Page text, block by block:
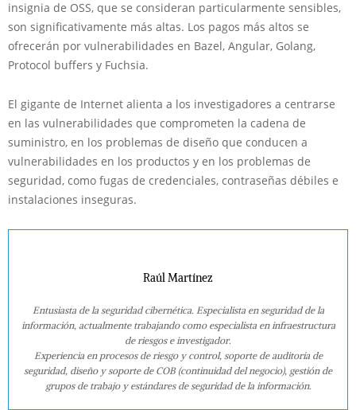
insignia de OSS, que se consideran particularmente sensibles,
son significativamente más altas. Los pagos más altos se
ofrecerán por vulnerabilidades en Bazel, Angular, Golang,
Protocol buffers y Fuchsia.
El gigante de Internet alienta a los investigadores a centrarse
en las vulnerabilidades que comprometen la cadena de
suministro, en los problemas de diseño que conducen a
vulnerabilidades en los productos y en los problemas de
seguridad, como fugas de credenciales, contraseñas débiles e
instalaciones inseguras.
Raúl Martínez
Entusiasta de la seguridad cibernética. Especialista en seguridad de la
información, actualmente trabajando como especialista en infraestructura
de riesgos e investigador.
Experiencia en procesos de riesgo y control, soporte de auditoría de
seguridad, diseño y soporte de COB (continuidad del negocio), gestión de
grupos de trabajo y estándares de seguridad de la información.